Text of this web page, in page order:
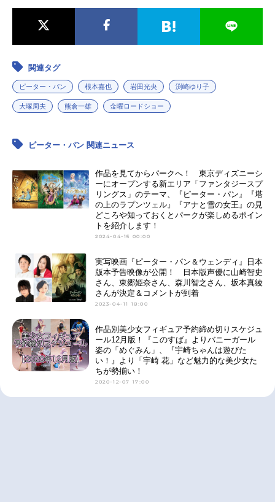
関連タグ
ピーター・パン 根本嘉也 岩田光央 渕崎ゆり子
大塚周夫 熊倉一雄 金曜ロードショー
ピーター・パン 関連ニュース
作品を見てからパークへ！ 東京ディズニーシ
ーにオープンする新エリア「ファンタジースプ
リングス」のテーマ、『ピーター・パン』『塔
の上のラプンツェル』『アナと雪の女王』の見
どころや知っておくとパークが楽しめるポイン
トを紹介します！
2024-04-15 00:00
実写映画『ピーター・パン＆ウェンディ』日本
版本予告映像が公開！ 日本版声優に山崎智史
さん、東郷姫奈さん、森川智之さん、坂本真綾
さんが決定＆コメントが到着
2023-04-11 18:00
作品別美少女フィギュア予約締め切りスケジュ
ール12月版！『このすば』よりバニーガール
姿の「めぐみん」、『宇崎ちゃんは遊びた
い！』より「宇崎 花」など魅力的な美少女た
ちが勢揃い！
2020-12-07 17:00